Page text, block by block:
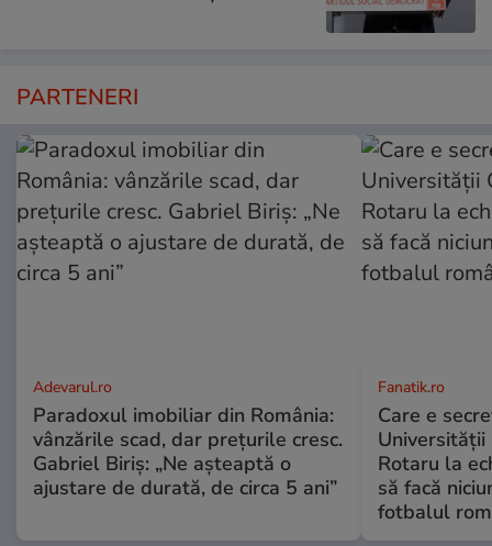
PARTENERI
Adevarul.ro
Paradoxul imobiliar din România:
vânzările scad, dar prețurile cresc.
Gabriel Biriș: „Ne așteaptă o
ajustare de durată, de circa 5 ani”
Fanatik.ro
Care e
Universității
Rotaru la
să facă
fotbalul